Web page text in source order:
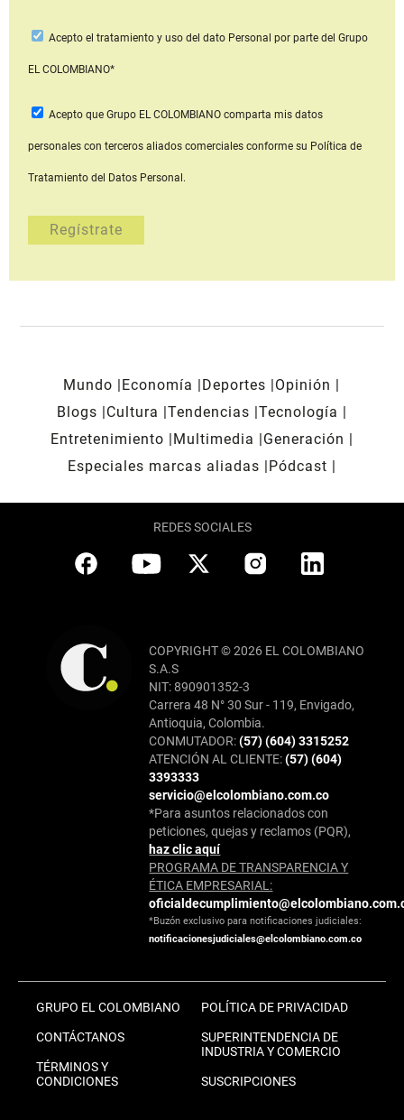
Acepto el tratamiento y uso del dato Personal por parte del Grupo
EL COLOMBIANO*
Acepto que Grupo EL COLOMBIANOcomparta mis datos
personales con terceros aliados comerciales conforme su Política de
Tratamiento del Datos Personal.
Mundo Economía Deportes
Opinión
Blogs
Cultura Tendencias Tecnología
Entretenimiento
Multimedia
Generación
Especiales marcas aliadas
Pódcast
REDES SOCIALES
COPYRIGHT © 2026 EL COLOMBIANO
S.A.S
NIT: 890901352-3
Carrera 48 N° 30 Sur - 119, Envigado,
Antioquia, Colombia.
CONMUTADOR:(57) (604) 3315252
ATENCIÓN AL CLIENTE:(57) (604)
3393333
servicio@elcolombiano.com.co
*Para asuntos relacionados con
peticiones, quejas y reclamos (PQR),
haz clic aquí
PROGRAMA DE TRANSPARENCIA Y
ÉTICA EMPRESARIAL:
*Buzón exclusivo para notificaciones judiciales:
notificacionesjudiciales@elcolombiano.com.co
GRUPO EL COLOMBIANO
CONTÁCTANOS
TÉRMINOS Y
CONDICIONES
POLÍTICA DE PRIVACIDAD
SUPERINTENDENCIA DE
INDUSTRIA Y COMERCIO
SUSCRIPCIONES